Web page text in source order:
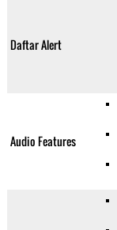
Daftar Alert
Audio Features